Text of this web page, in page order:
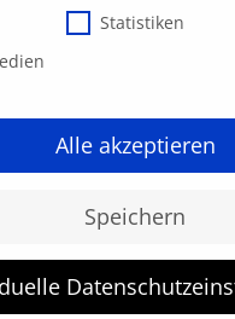
Statistiken
Alle akzeptieren
Speichern